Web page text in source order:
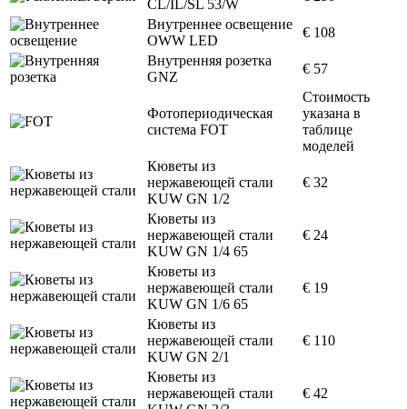
CL/IL/SL 53/W
Внутреннее освещение
OWW LED
€ 108
Внутренняя розетка
GNZ
€ 57
Фотопериодическая
система FOT
Стоимость
указана в
таблице
моделей
Кюветы из
нержавеющей стали
KUW GN 1/2
€ 32
Кюветы из
нержавеющей стали
KUW GN 1/4 65
€ 24
Кюветы из
нержавеющей стали
KUW GN 1/6 65
€ 19
Кюветы из
нержавеющей стали
KUW GN 2/1
€ 110
Кюветы из
нержавеющей стали
€ 42